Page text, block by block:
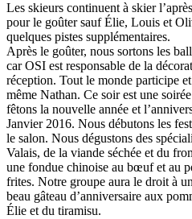
Les skieurs continuent à skier
pour le goûter sauf Élie, Louis et
quelques pistes supplémentaires.
Après le goûter, nous sortons les
car OSI est responsable de la
réception. Tout le monde participe
même Nathan. Ce soir est une
fêtons la nouvelle année et
Janvier 2016. Nous débutons les
le salon. Nous dégustons des
Valais, de la viande séchée et du
une fondue chinoise au bœuf et au
frites. Notre groupe aura le droit à
beau gâteau d’anniversaire aux
Élie et du tiramisu.